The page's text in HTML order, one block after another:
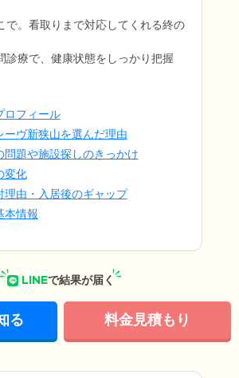
で。看取りまで対応してくれる終の
診療で、健康状態をしっかり把握
ロフィール
ーヴ新狭山を選んだ理由
問題や施設探しのきっかけ
変化
理由・入居後のギャップ
本情報
LINEで結果が届く
る 料金見積もり